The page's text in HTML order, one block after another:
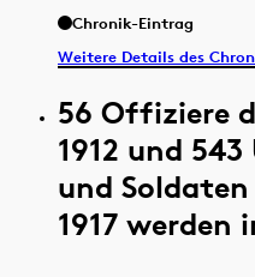
Chronik-Eintrag
Weitere Details des
56 Offiziere
1912 und
und
1917 werden